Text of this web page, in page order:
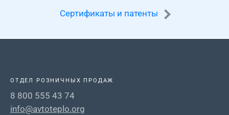
Сертификаты и патенты
ОТДЕЛ РОЗНИЧНЫХ ПРОДАЖ
8 800 555 43 74
info@avtoteplo.org